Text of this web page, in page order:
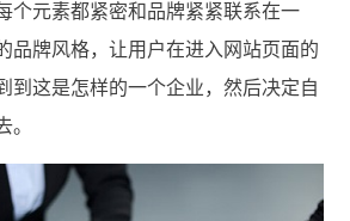
个元素都紧密和品牌紧紧联系在一
品牌风格，让用户在进入网站页面的
到这是怎样的一个企业，然后决定自
。